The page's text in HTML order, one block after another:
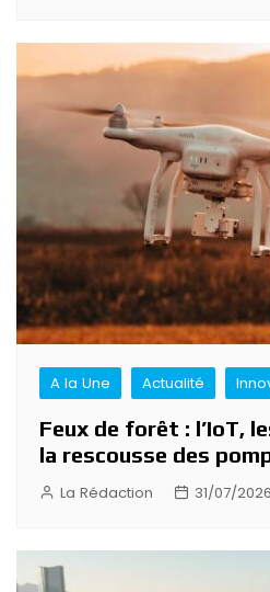
A la Une Actualité
Feux de forêt : l’IoT,
la rescousse des
La Rédaction 31/07/2026